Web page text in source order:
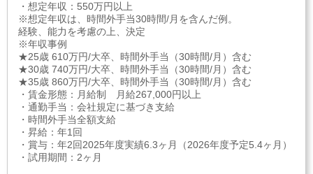
・想定年収：550万円以上
※想定年収は、時間外手当30時間/月を含んだ例。
経験、能力を考慮の上、決定
※年収事例
★25歳 610万円/大卒、時間外手当（30時間/月）含む
★30歳 740万円/大卒、時間外手当（30時間/月）含む
★35歳 860万円/大卒、時間外手当（30時間/月）含む
・賃金形態：月給制 月給267,000円以上
・通勤手当：会社規定に基づき支給
・時間外手当全額支給
・昇給：年1回
・賞与：年2回2025年度実績6.3ヶ月（2026年度予定5.4ヶ月）
・試用期間：2ヶ月